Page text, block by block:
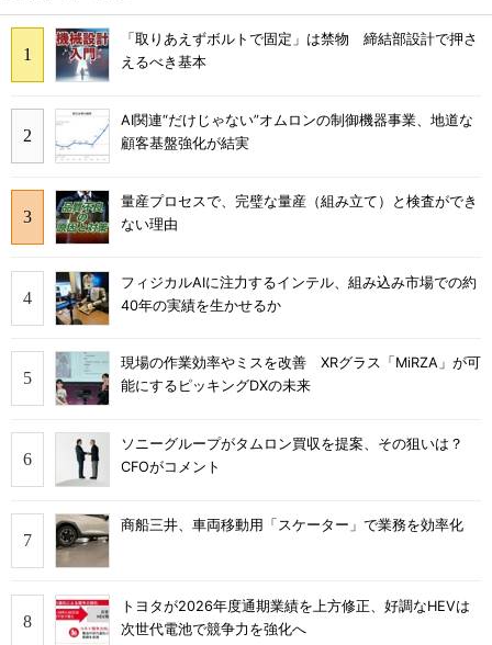
「取りあえずボルトで固定」は禁物 締結部設計で押さ
えるべき基本
AI関連“だけじゃない”オムロンの制御機器事業、地道な
顧客基盤強化が結実
量産プロセスで、完璧な量産（組み立て）と検査ができ
ない理由
フィジカルAIに注力するインテル、組み込み市場での約
40年の実績を生かせるか
現場の作業効率やミスを改善 XRグラス「MiRZA」が可
能にするピッキングDXの未来
ソニーグループがタムロン買収を提案、その狙いは？
CFOがコメント
商船三井、車両移動用「スケーター」で業務を効率化
トヨタが2026年度通期業績を上方修正、好調なHEVは
次世代電池で競争力を強化へ